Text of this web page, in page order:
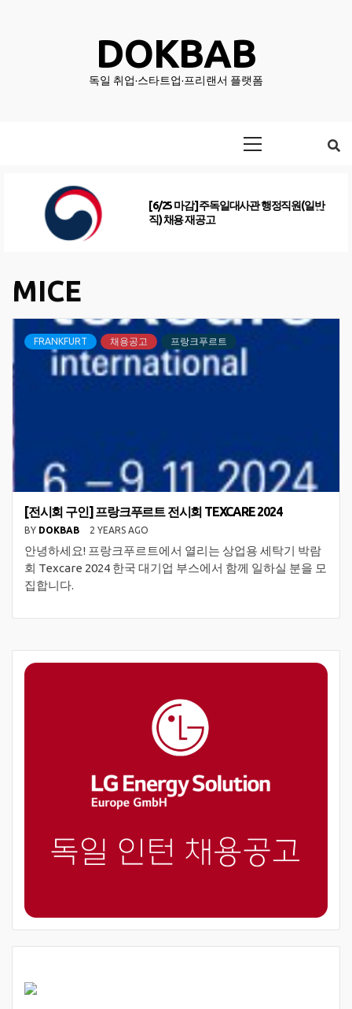
DOKBAB
독일 취업·스타트업·프리랜서 플랫폼
[6/25 마감] 주독일대사관 행정직원(일반
직) 채용 재공고
MICE
FRANKFURT 채용공고 프랑크푸르트
[전시회 구인] 프랑크푸르트 전시회 TEXCARE 2024
BY DOKBAB 2 YEARS AGO
안녕하세요! 프랑크푸르트에서 열리는 상업용 세탁기 박람
회 Texcare 2024 한국 대기업 부스에서 함께 일하실 분을 모
집합니다.